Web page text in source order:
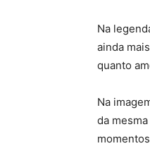
Na
ainda
quanto
Na
da